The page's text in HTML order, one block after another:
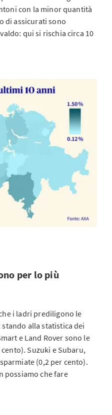
con la minor quantità
di assicurati sono
qui si rischia circa 10
per lo più
i ladri prediligono le
alla statistica dei
e Land Rover sono le
Suzuki e Subaru,
(0,2 per cento).
possiamo che fare